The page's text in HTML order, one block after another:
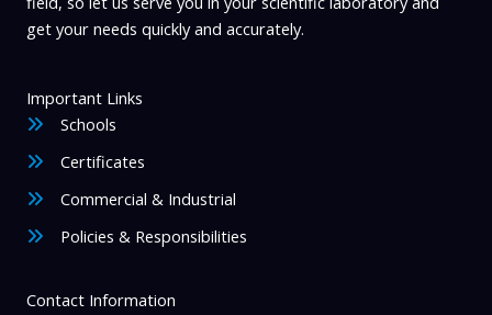
get your needs quickly and accurately.
Important Links
Schools
Certificates
Commercial & Industrial
Policies & Responsibilities
Contact Information